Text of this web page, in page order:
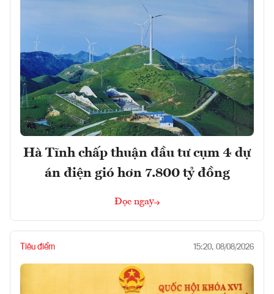
Hà Tĩnh chấp thuận đầu tư cụm 4 dự
án điện gió hơn 7.800 tỷ đồng
Đọc ngay
Tiêu điểm 15:20, 08/08/2026